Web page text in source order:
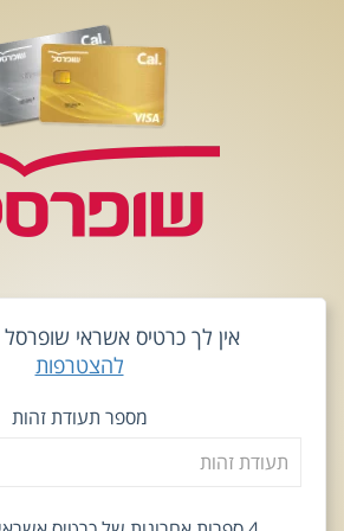
אין לך כרטיס אשראי
להצטרפות
מספר תעודת זהות